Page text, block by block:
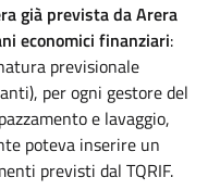
già prevista da Arera
economici finanziari:
previsionale
per ogni gestore del
e lavaggio,
poteva inserire un
previsti dal TQRIF.